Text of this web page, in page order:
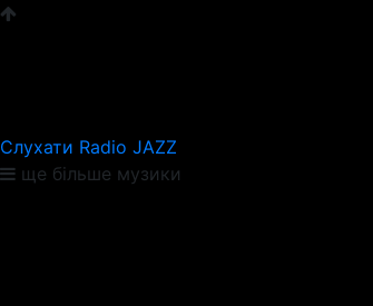
Слухати Radio JAZZ
ще більше музики